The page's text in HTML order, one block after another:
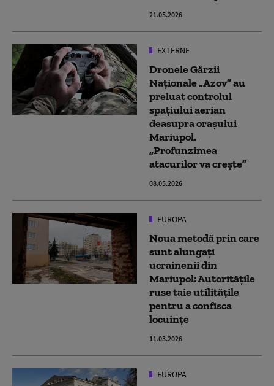
21.05.2026
EXTERNE
Dronele Gărzii
Naționale „Azov” au
preluat controlul
spațiului aerian
deasupra orașului
Mariupol.
„Profunzimea
atacurilor va crește”
08.05.2026
EUROPA
Noua metodă prin care
sunt alungați
ucrainenii din
Mariupol: Autoritățile
ruse taie utilitățile
pentru a confisca
locuințe
11.03.2026
EUROPA